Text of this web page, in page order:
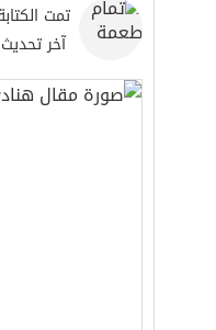
تمت
آخر